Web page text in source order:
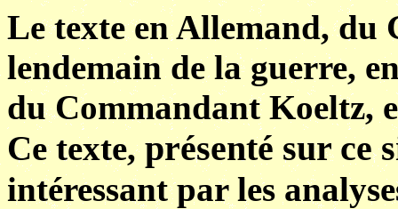
Le texte en Allemand, du
lendemain de la guerre,
du Commandant Koeltz,
Ce texte,présenté sur ce
intéressant par les